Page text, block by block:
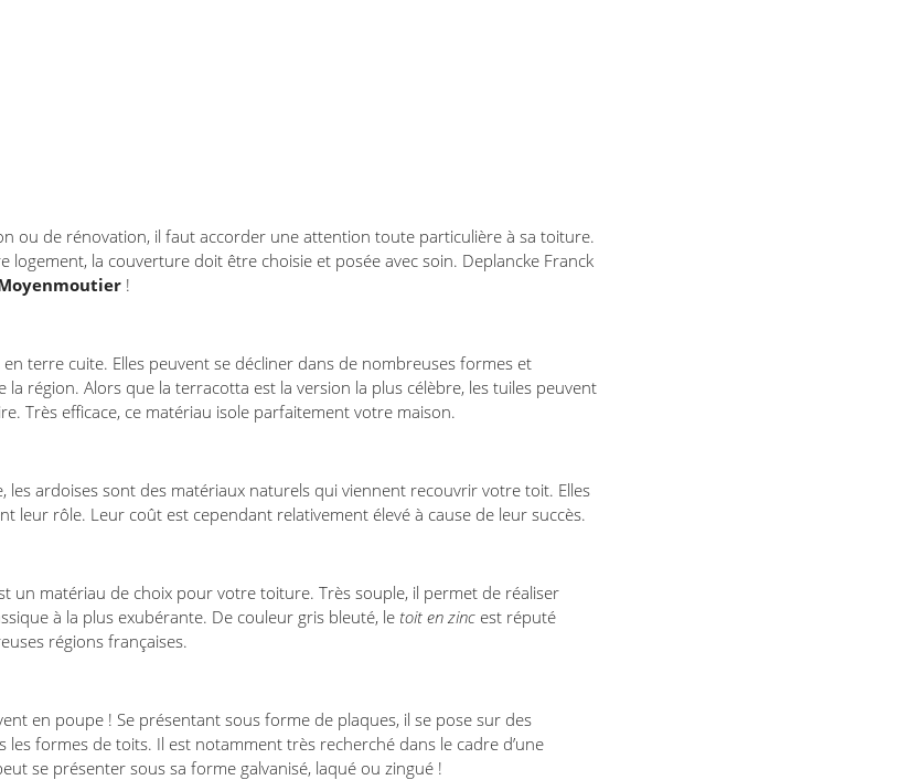
ou de rénovation, il faut accorder une attention toute particulière à sa toiture.
logement, la couverture doit être choisie et posée avec soin. Deplancke Franck
!
terre cuite. Elles peuvent se décliner dans de nombreuses formes et
région. Alors que la terracotta est la version la plus célèbre, les tuiles peuvent
Très efficace, ce matériau isole parfaitement votre maison.
les ardoises sont des matériaux naturels qui viennent recouvrir votre toit. Elles
leur rôle. Leur coût est cependant relativement élevé à cause de leur succès.
un matériau de choix pour votre toiture. Très souple, il permet de réaliser
à la plus exubérante. De couleur gris bleuté, le toit en zinc est réputé
régions françaises.
en poupe ! Se présentant sous forme de plaques, il se pose sur des
les formes de toits. Il est notamment très recherché dans le cadre d’une
se présenter sous sa forme galvanisé, laqué ou zingué !